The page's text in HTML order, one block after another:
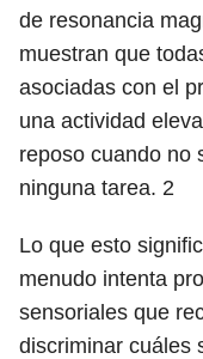
de resonancia
muestran que
asociadas con el
una actividad
reposo cuando no
ninguna tarea. 2
Lo que esto
menudo intenta
sensoriales que
discriminar cuáles